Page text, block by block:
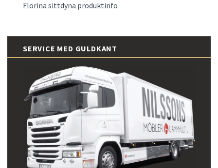
Florina sittdyna produktinfo
SERVICE MED GULDKANT